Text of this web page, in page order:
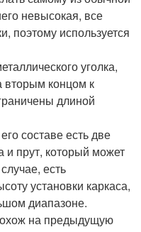
невысокая, все
поэтому используется
уголка,
вторым концом к
длиной
составе есть две
и прут, который может
есть
установки каркаса,
диапазоне.
на предыдущую